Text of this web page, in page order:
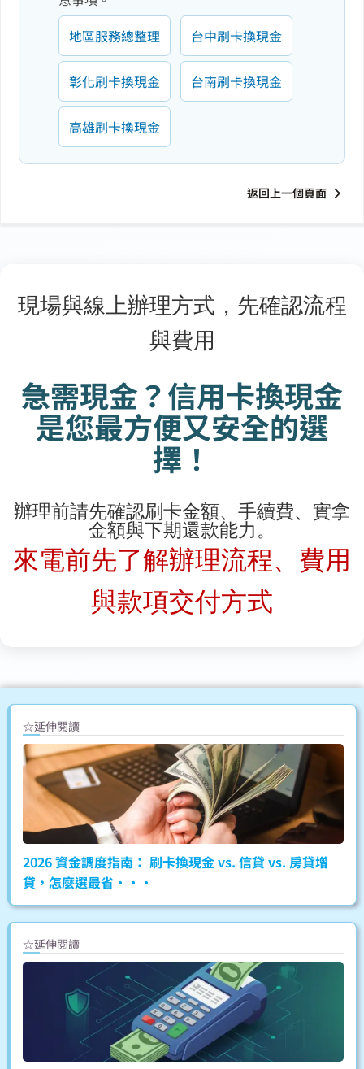
地區服務總整理
台中刷卡換現金
彰化刷卡換現金 台南刷卡換現金
高雄刷卡換現金
返回上一個頁面
現場與線上辦理方式，先確認流程
與費用
急需現金？信用卡換現金
是您最方便又安全的選
擇！
辦理前請先確認刷卡金額、手續費、實拿
金額與下期還款能力。
來電前先了解辦理流程、費用
與款項交付方式
☆延伸閱讀
2026 資金調度指南： 刷卡換現金 vs. 信貸 vs. 房貸增
貸，怎麼選最省···
☆延伸閱讀